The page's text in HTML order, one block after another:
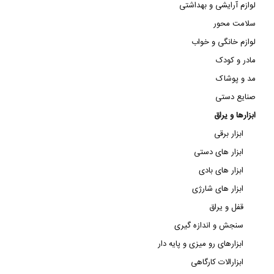
لوازم آرایشی و بهداشتی
سلامت محور
لوازم خانگی و خواب
مادر و کودک
مد و پوشاک
صنایع دستی
ابزارها و یراق
ابزار برقی
ابزار های دستی
ابزار های بادی
ابزار های شارژی
قفل و یراق
سنجش و اندازه گیری
ابزارهای رو میزی و پایه دار
ابزارالات کارگاهی